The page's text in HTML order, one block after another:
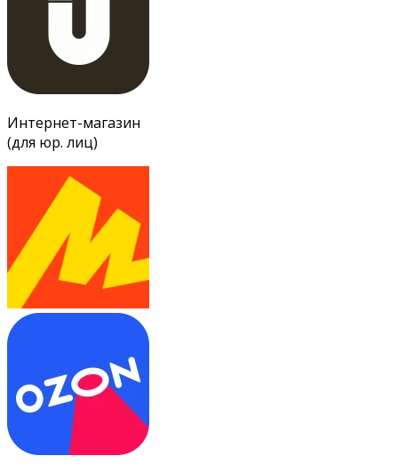
Интернет-магазин
(для юр. лиц)